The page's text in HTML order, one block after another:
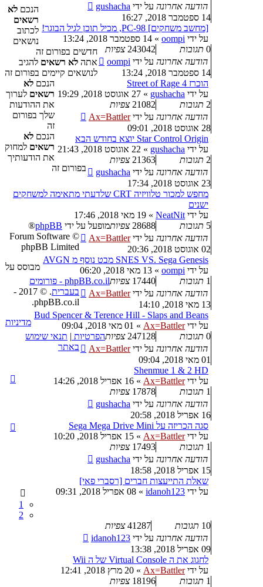
הודעה אחרונה על ידי gushacha
14 ספטמבר 2018, 16:27
[מחשב משחקים] PC-98, מכיל תוכן לגיל הבוגר!
על ידי oompi
» 14 ספטמבר 2018, 13:24
0 תגובות 243042 צפיות
הודעה אחרונה על ידי oompi
14 ספטמבר 2018, 13:24
הוכרז Street of Rage 4
על ידי gushacha
» 27 אוגוסט 2018, 19:29
2 תגובות 21082 צפיות
הודעה אחרונה על ידיAx=Battler
28 אוגוסט 2018, 09:01
Star Control Origin יוצא בחודש הבא
על ידי gushacha
» 22 אוגוסט 2018, 21:43
2 תגובות 21363 צפיות
הודעה אחרונה על ידי gushacha
23 אוגוסט 2018, 17:34
מחפש למכור טלוויזיה CRT שלדעתי מתאימה למשחקים
ישנים
על ידי NeatNit
» 19 מאי 2018, 17:46
5 תגובות 28688 צפיות
הודעה אחרונה על ידיAx=Battler
02 אוגוסט 2018, 20:36
SNES VS. Sega Genesis מבט נוסף מ AVGN
על ידי oompi
» 13 מאי 2018, 06:20
1 תגובות 17440 צפיות
הודעה אחרונה על ידיAx=Battler
13 מאי 2018, 14:10
Bud Spencer & Terence Hill - Slaps and Beans
על ידיAx=Battler
» 01 מאי 2018, 09:04
0 תגובות 247128 צפיות
הודעה אחרונה על ידיAx=Battler
01 מאי 2018, 09:04
Shenmue 1 & 2 HD
על ידיAx=Battler
» 16 אפריל 2018, 14:26
1 תגובות 17878 צפיות
הודעה אחרונה על ידי gushacha
16 אפריל 2018, 20:58
סגה הכריזה על Sega Mega Drive Mini
על ידיAx=Battler
» 15 אפריל 2018, 10:20
1 תגובות 17493 צפיות
הודעה אחרונה על ידי gushacha
15 אפריל 2018, 18:58
שאלת התייעצות חברים [רסברי פאי]
על ידי idanoh123
» 08 אפריל 2018, 09:31
1
2
10 תגובות 41287 צפיות
הודעה אחרונה על ידי idanoh123
09 אפריל 2018, 13:38
לחגוג את ה Virtual Console של ה Wii
על ידיAx=Battler
» 20 מרץ 2018, 12:41
1 תגובות 18196 צפיות
הנכם לא
רשאים
לכתוב
נושאים
חדשים בפורום זה
אתה לא רשאים להגיב
לנושאים קיימים בפורום זה
הנכם לא
רשאים לערוך
את ההודעות
שלך בפורום
זה
הנכם לא
רשאים למחוק
את הודעותיך
בפורום זה
מופעל על ידי phpBB
®
Forum Software ©
phpBB Limited
מבוסס על
phpBB.co.il - פורומים
בעברית
. © 2017 -
phpBB.co.il.
מדיניות
הפרטיות | תנאי שימוש
באתר